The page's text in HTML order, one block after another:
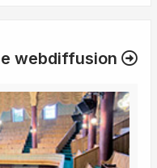
webdiffusion